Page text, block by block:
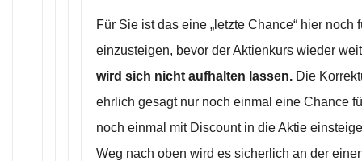
Für Sie ist das eine „letzte Chance“ hier noch
einzusteigen, bevor der Aktienkurs wieder
wird sich nicht aufhalten lassen. Die
ehrlich gesagt nur noch einmal eine Chance
noch einmal mit Discount in die Aktie
Weg nach oben wird es sicherlich an der